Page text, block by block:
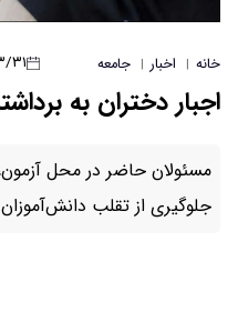
خانه | اخبار | جامعه ۱۴۰۵/
اجبار دختران به
مسئولان حاضر در محل
جلوگیری از تقلب دانش‌آموزان